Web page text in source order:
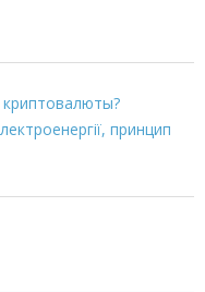
криптовалюты?
принцип